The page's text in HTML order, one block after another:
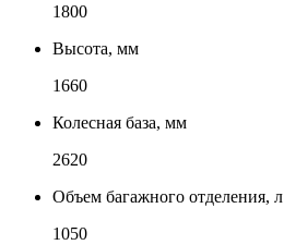
1800
Высота, мм
1660
Колесная база, мм
2620
Объем багажного отделения, л
1050